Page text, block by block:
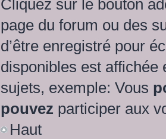
Cliquez sur le bouton
page du forum ou des
d’être enregistré pour
disponibles est affichée
sujets, exemple: Vous
pouvez participer aux
Haut